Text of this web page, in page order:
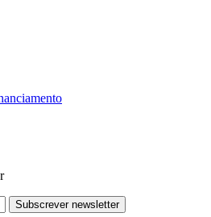
Subscrever newsletter